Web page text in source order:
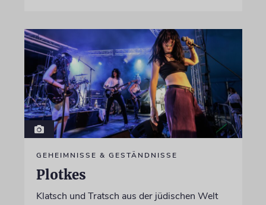
GEHEIMNISSE & GESTÄNDNISSE
Plotkes
Klatsch und Tratsch aus der jüdischen Welt